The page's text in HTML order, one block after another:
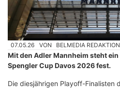
07.05.26 VON BELMEDIA REDAKTION
Mit den Adler Mannheim steht
Spengler Cup Davos 2026 fest.
Die diesjährigen Playoff-Finalisten